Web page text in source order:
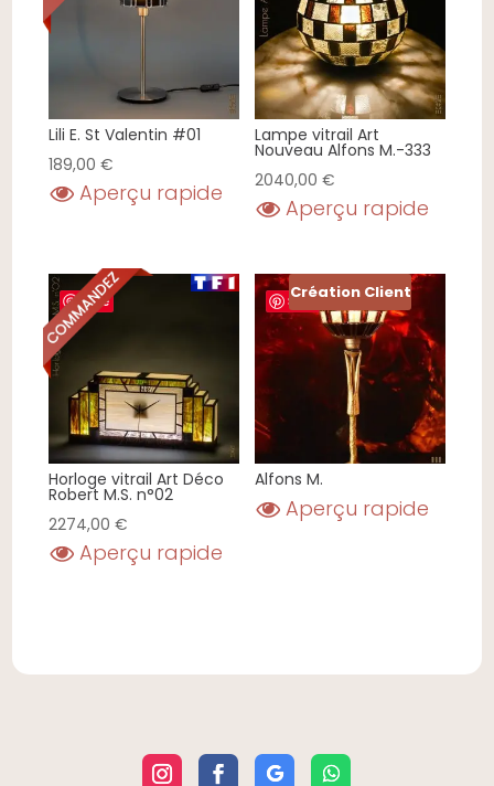
Lili E. St Valentin #01
189,00€
Aperçu rapide
Lampe vitrail Art
Nouveau Alfons M.-333
2040,00€
Aperçu rapide
Save
Horloge vitrail Art Déco
Robert M.S. n°02
2274,00€
Aperçu rapide
Save
Création Client
Alfons M.
Aperçu rapide